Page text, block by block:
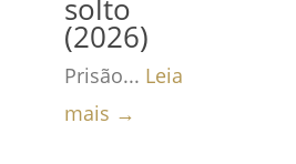
solto
(2026)
Prisão... Leia
mais →